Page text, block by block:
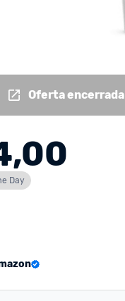
Oferta encerrada
Day